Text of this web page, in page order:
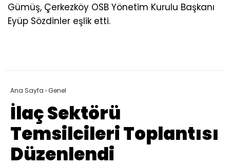
Gümüş, Çerkezköy OSB Yönetim Kurulu Başkanı
Eyüp Sözdinler eşlik etti.
Ana Sayfa ›Genel
İlaç Sektörü
Temsilcileri Toplantısı
Düzenlendi